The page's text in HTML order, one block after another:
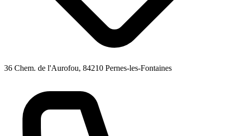
36 Chem. de l'Aurofou, 84210 Pernes-les-Fontaines